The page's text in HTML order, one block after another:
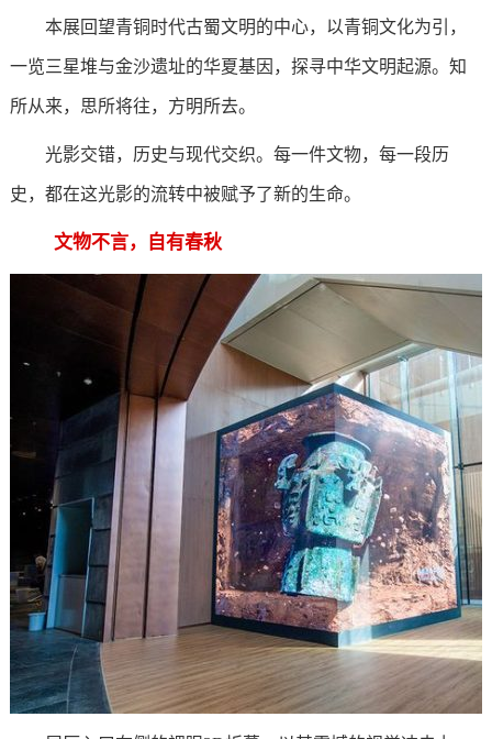
本展回望青铜时代古蜀文明的中心，以青铜文化为引，
一览三星堆与金沙遗址的华夏基因，探寻中华文明起源。知
所从来，思所将往，方明所去。
光影交错，历史与现代交织。每一件文物，每一段历
史，都在这光影的流转中被赋予了新的生命。
文物不言，自有春秋